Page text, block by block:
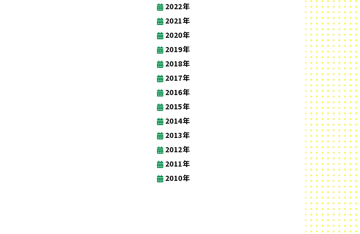
2022年
2021年
2020年
2019年
2018年
2017年
2016年
2015年
2014年
2013年
2012年
2011年
2010年